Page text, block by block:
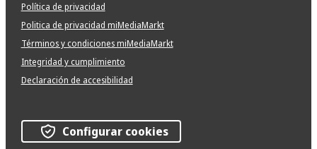
Política de privacidad
Politica de privacidad miMediaMarkt
Términos y condiciones miMediaMarkt
Integridad y cumplimiento
Declaración de accesibilidad
Configurar cookies